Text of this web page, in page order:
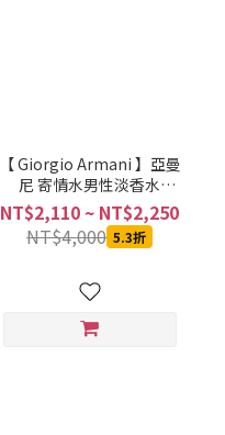
【 Giorgio Armani 】亞曼
尼 寄情水男性淡香水
100ML
NT$2,110 ~ NT$2,250
NT$4,000 5.3折